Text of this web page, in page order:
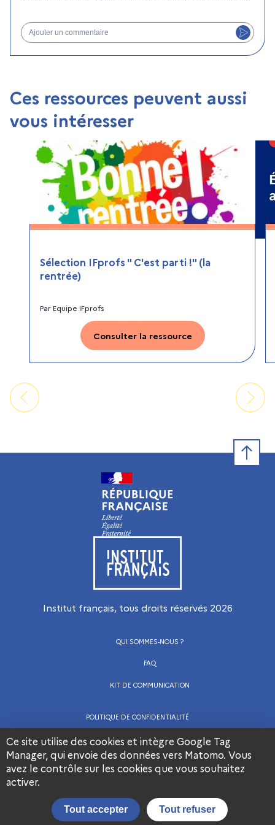
Ajouter un commentaire
Ces ressources peuvent aussi
vous intéresser
Sélection IFprofs " C'est parti !" (la
rentrée)
ParEquipe IFprofs
Consulter la ressource
Visiter le site de l’Institut français
Institut français, tous droits réservés 2026
QUI SOMMES-NOUS ?
FAQ
KIT DE COMMUNICATION
POLITIQUE DE CONFIDENTIALITÉ
CGU
MENTIONS LÉGALES
Visiter la page Facebook de l’Institut français
Visiter la page Youtube de l’Institut français
Visiter la page LinkedIn de l’Institut
Nous contacter
Ce site utilise des cookies et intègre Google Tag
Manager, qui envoie des données vers Matomo. Vous
avez le contrôle sur les cookies que vous souhaitez
activer.
Tout accepter Tout refuser